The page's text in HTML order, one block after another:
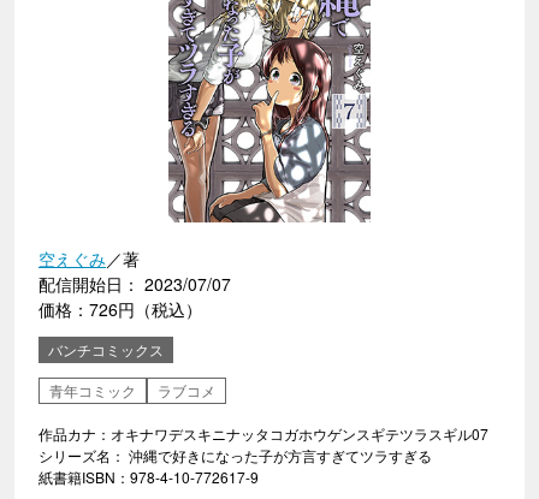
空えぐみ／著
配信開始日： 2023/07/07
価格：726円（税込）
バンチコミックス
青年コミック
ラブコメ
作品カナ：オキナワデスキニナッタコガホウゲンスギテツラスギル07
シリーズ名： 沖縄で好きになった子が方言すぎてツラすぎる
紙書籍ISBN：978-4-10-772617-9